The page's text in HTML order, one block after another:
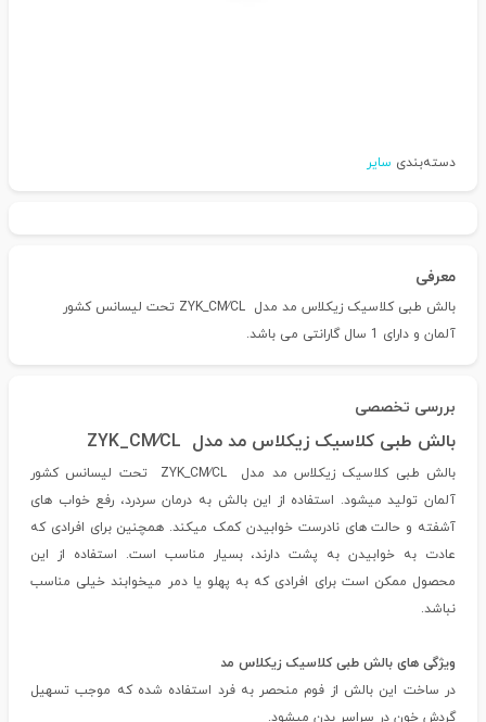
دسته‌بندی سایر
معرفی
بالش طبی کلاسیک زیکلاس مد مدل ZYK_CM∕CL تحت لیسانس کشور
آلمان و دارای 1 سال گارانتی می باشد.
بررسی تخصصی
بالش طبی کلاسیک زیکلاس مد مدل ZYK_CM∕CL
بالش طبی کلاسیک زیکلاس مد مدل ZYK_CM∕CL تحت لیسانس کشور
آلمان تولید میشود. استفاده از این بالش به درمان سردرد، رفع خواب های
آشفته و حالت های نادرست خوابیدن کمک میکند. همچنین برای افرادی که
عادت به خوابیدن به پشت دارند، بسیار مناسب است. استفاده از این
محصول ممکن است برای افرادی که به پهلو یا دمر میخوابند خیلی مناسب
نباشد.
ویژگی های بالش طبی کلاسیک زیکلاس مد
در ساخت این بالش از فوم منحصر به فرد استفاده شده که موجب تسهیل
گردش خون در سراسر بدن میشود.